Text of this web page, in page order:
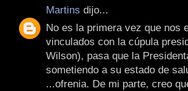
Martins dijo...
No es la primera vez que nos
vinculados con la cúpula
Wilson), pasa que la
sometiendo a su estado de
...ofrenia. De mi parte, creo